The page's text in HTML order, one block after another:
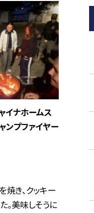
イナホームス
プファイヤー
焼き、クッキー
。美味しそうに